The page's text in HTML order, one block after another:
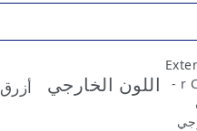
اللون الخارجي أزرق